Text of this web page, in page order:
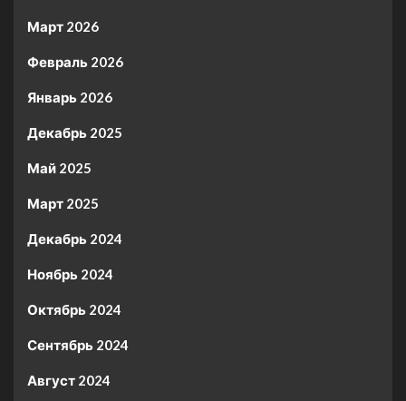
Март 2026
Февраль 2026
Январь 2026
Декабрь 2025
Май 2025
Март 2025
Декабрь 2024
Ноябрь 2024
Октябрь 2024
Сентябрь 2024
Август 2024